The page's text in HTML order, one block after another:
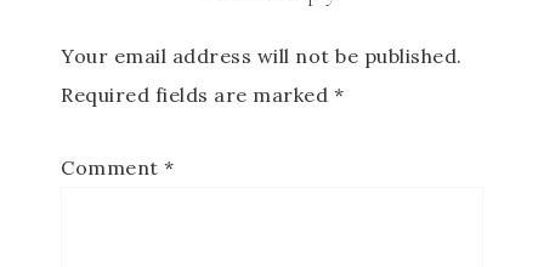
Your email address will not be published.
Required fields are marked *
Comment *